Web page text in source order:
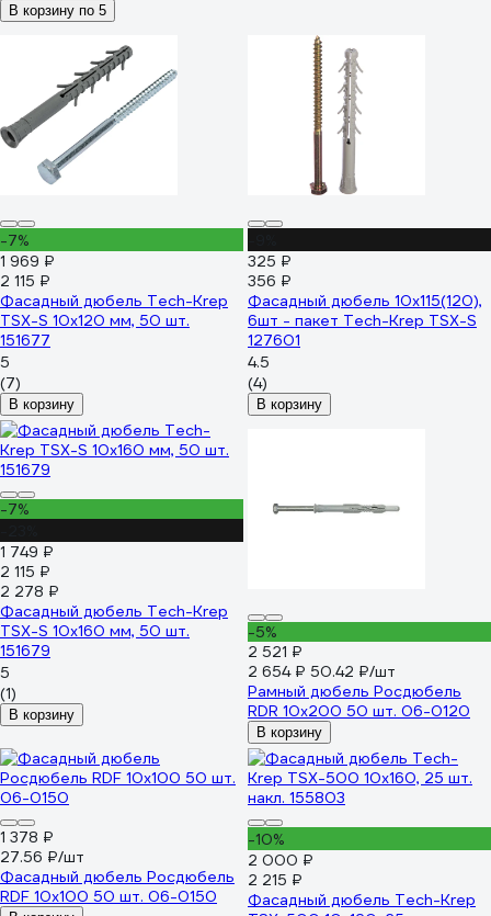
В корзину по 5
-7%
1 969 ₽
2 115 ₽
Фасадный дюбель Tech-Krep
TSX-S 10x120 мм, 50 шт.
151677
5
(7)
В корзину
325 ₽
356 ₽
Фасадный дюбель 10х115(120),
6шт - пакет Tech-Krep TSX-S
127601
4.5
(4)
В корзину
-7%
1 749 ₽
2 115 ₽
2 278 ₽
Фасадный дюбель Tech-Krep
TSX-S 10x160 мм, 50 шт.
151679
5
(1)
В корзину
-5%
2 521 ₽
2 654 ₽ 50.42 ₽/шт
Рамный дюбель Росдюбель
RDR 10x200 50 шт. 06-0120
В корзину
1 378 ₽
27.56 ₽/шт
Фасадный дюбель Росдюбель
RDF 10x100 50 шт. 06-0150
-10%
2 000 ₽
2 215 ₽
Фасадный дюбель Tech-Krep